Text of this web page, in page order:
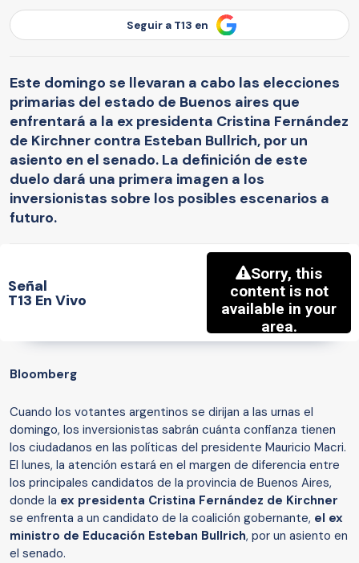
Seguir a T13 en
Este domingo se llevaran a cabo las elecciones
primarias del estado de Buenos aires que
enfrentará a la ex presidenta Cristina Fernández
de Kirchner contra Esteban Bullrich, por un
asiento en el senado. La definición de este
duelo dará una primera imagen a los
inversionistas sobre los posibles escenarios a
futuro.
Señal
T13 En Vivo
Bloomberg
Cuando los votantes argentinos se dirijan a las urnas el
domingo, los inversionistas sabrán cuánta confianza tienen
los ciudadanos en las políticas del presidente Mauricio Macri.
El lunes, la atención estará en el margen de diferencia entre
los principales candidatos de la provincia de Buenos Aires,
donde la ex presidenta Cristina Fernández de Kirchner
se enfrenta a un candidato de la coalición gobernante, el ex
ministro de Educación Esteban Bullrich, por un asiento en
el senado.